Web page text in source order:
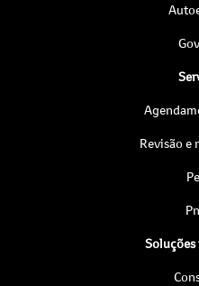
Revisão e